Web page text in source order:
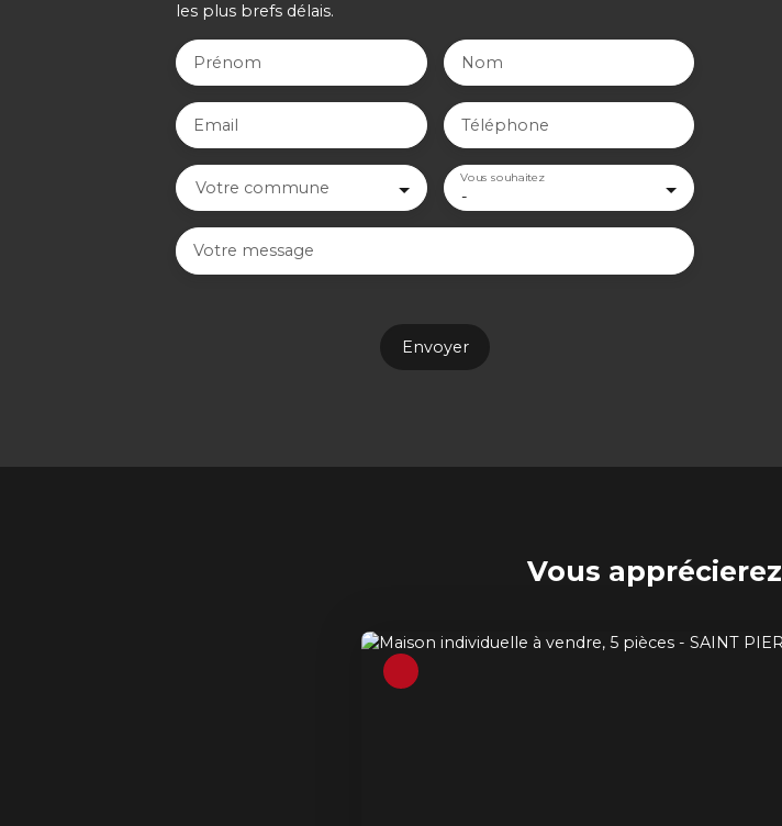
les plus brefs délais.
Prénom Nom
Email Téléphone
Votre commune -
Vous souhaitez
Votre message
Envoyer
Vous apprécierez